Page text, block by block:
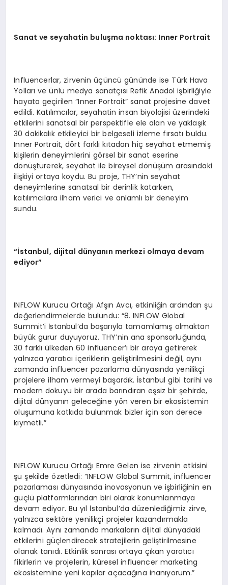
Sanat ve seyahatin buluşma noktası: Inner Portrait
Influencerlar, zirvenin üçüncü gününde ise Türk Hava
Yolları ve ünlü medya sanatçısı Refik Anadol işbirliğiyle
hayata geçirilen “Inner Portrait” sanat projesine davet
edildi. Katılımcılar, seyahatin insan biyolojisi üzerindeki
etkilerini sanatsal bir perspektifle ele alan ve yaklaşık
30 dakikalık etkileyici bir belgeseli izleme fırsatı buldu.
Inner Portrait, dört farklı kıtadan hiç seyahat etmemiş
kişilerin deneyimlerini görsel bir sanat eserine
dönüştürerek, seyahat ile bireysel dönüşüm arasındaki
ilişkiyi ortaya koydu. Bu proje, THY’nin seyahat
deneyimlerine sanatsal bir derinlik katarken,
katılımcılara ilham verici ve anlamlı bir deneyim
sundu.
“İstanbul, dijital dünyanın merkezi olmaya devam
ediyor”
INFLOW Kurucu Ortağı Afşın Avcı, etkinliğin ardından şu
değerlendirmelerde bulundu: “8. INFLOW Global
Summit’i İstanbul’da başarıyla tamamlamış olmaktan
büyük gurur duyuyoruz. THY’nin ana sponsorluğunda,
30 farklı ülkeden 60 influencer’ı bir araya getirerek
yalnızca yaratıcı içeriklerin geliştirilmesini değil, aynı
zamanda influencer pazarlama dünyasında yenilikçi
projelere ilham vermeyi başardık. İstanbul gibi tarihi ve
modern dokuyu bir arada barındıran eşsiz bir şehirde,
dijital dünyanın geleceğine yön veren bir ekosistemin
oluşumuna katkıda bulunmak bizler için son derece
kıymetli.”
INFLOW Kurucu Ortağı Emre Gelen ise zirvenin etkisini
şu şekilde özetledi: “INFLOW Global Summit, influencer
pazarlaması dünyasında inovasyonun ve işbirliğinin en
güçlü platformlarından biri olarak konumlanmaya
devam ediyor. Bu yıl İstanbul’da düzenlediğimiz zirve,
yalnızca sektöre yenilikçi projeler kazandırmakla
kalmadı. Aynı zamanda markaların dijital dünyadaki
etkilerini güçlendirecek stratejilerin geliştirilmesine
olanak tanıdı. Etkinlik sonrası ortaya çıkan yaratıcı
fikirlerin ve projelerin, küresel influencer marketing
ekosistemine yeni kapılar açacağına inanıyorum.”